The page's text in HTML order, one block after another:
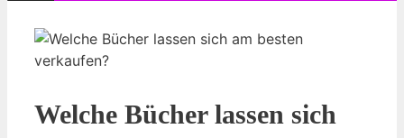
Welche Bücher lassen sich